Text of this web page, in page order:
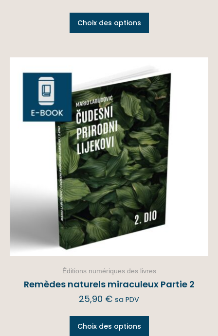
Choix des options
Éditions numériques des livres
Remèdes naturels miraculeux Partie 2
25,90 € sa PDV
Choix des options